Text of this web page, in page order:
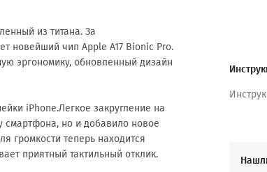
из титана. За
новейший чип Apple A17 Bionic Pro.
эргономику, обновленный дизайн
iPhone.Легкое закругление на
смартфона, но и добавило новое
громкости теперь находится
приятный тактильный отклик.